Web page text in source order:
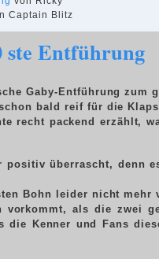
Captain Blitz
ste Entführung
Gaby-Entführung zum
bald reif für die
recht packend erzählt,
positiv überrascht, denn
Bohn leider nicht mehr
vorkommt, als die zwei
die Kenner und Fans